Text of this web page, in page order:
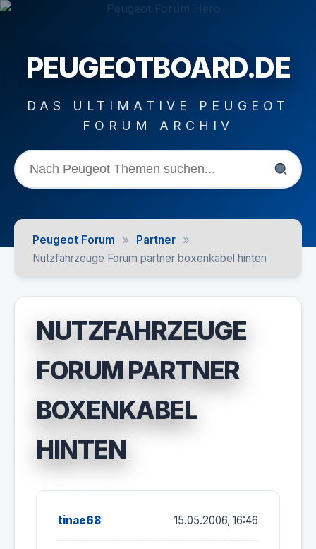
PEUGEOTBOARD.DE
DAS ULTIMATIVE PEUGEOT
FORUM ARCHIV
Peugeot Forum » Partner »
Nutzfahrzeuge Forum partner boxenkabel hinten
NUTZFAHRZEUGE
FORUM PARTNER
BOXENKABEL
HINTEN
tinae68 15.05.2006, 16:46